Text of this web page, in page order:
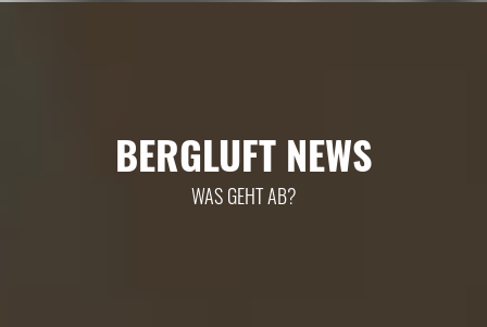
BERGLUFT NEWS
WAS GEHT AB?